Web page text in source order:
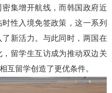
集增开航线，而韩国政府近
性入境免签政策 ，这一系列
新活力 。与此同时，两国在
留学生互访成为推动双边关
互留学创造了更优条件。